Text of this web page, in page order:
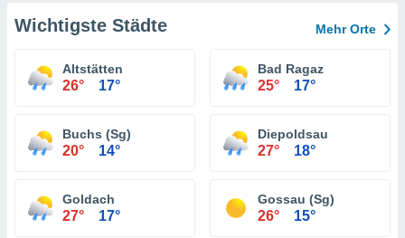
Wichtigste Städte Mehr Orte
Altstätten
26° 17°
Bad Ragaz
25° 17°
Buchs (Sg)
20° 14°
Diepoldsau
27° 18°
Goldach
27° 17°
Gossau (Sg)
26° 15°